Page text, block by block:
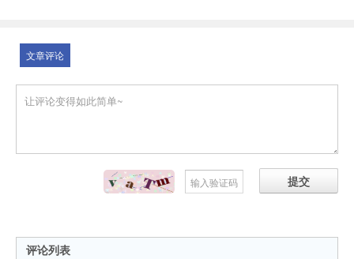
文章评论
提交
评论列表